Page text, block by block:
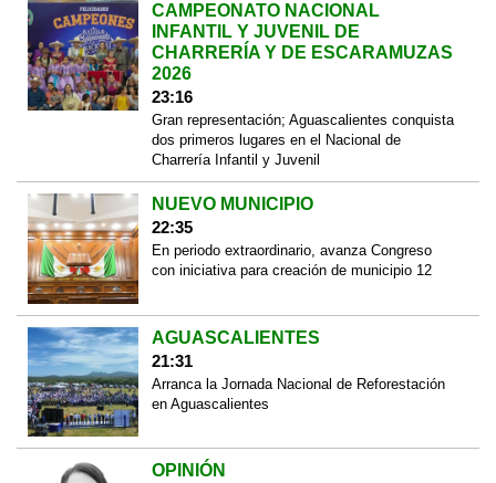
CAMPEONATO NACIONAL
INFANTIL Y JUVENIL DE
CHARRERÍA Y DE ESCARAMUZAS
2026
23:16
Gran representación; Aguascalientes conquista
dos primeros lugares en el Nacional de
Charrería Infantil y Juvenil
NUEVO MUNICIPIO
22:35
En periodo extraordinario, avanza Congreso
con iniciativa para creación de municipio 12
AGUASCALIENTES
21:31
Arranca la Jornada Nacional de Reforestación
en Aguascalientes
OPINIÓN